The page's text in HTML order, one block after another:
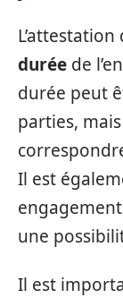
durée de
durée peut
parties,
Il est
une
Il est